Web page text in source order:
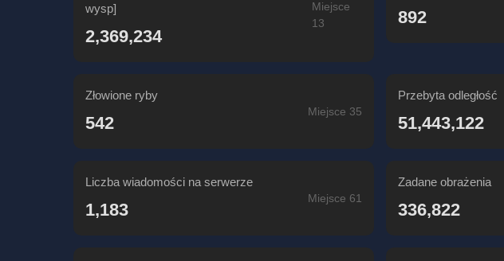
wysp]
2,369,234
Miejsce
13
892
Złowione ryby
542
Miejsce 35
Przebyta odległość
51,443,122
Liczba wiadomości na serwerze
1,183
Miejsce 61
Zadane obrażenia
336,822